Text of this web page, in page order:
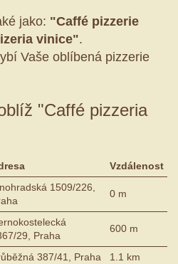
jako: "Caffé pizzerie
vinice".
Vaše oblíbená pizzerie
"Caffé pizzeria
Vzdálenost
1509/226,
0 m
29, Praha
600 m
387/41, Praha
1.1 km